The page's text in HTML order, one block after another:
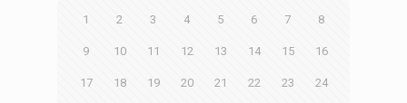
1 2 3 4 5 6 7 8
9 10 11 12 13 14 15 16
17 18 19 20 21 22 23 24